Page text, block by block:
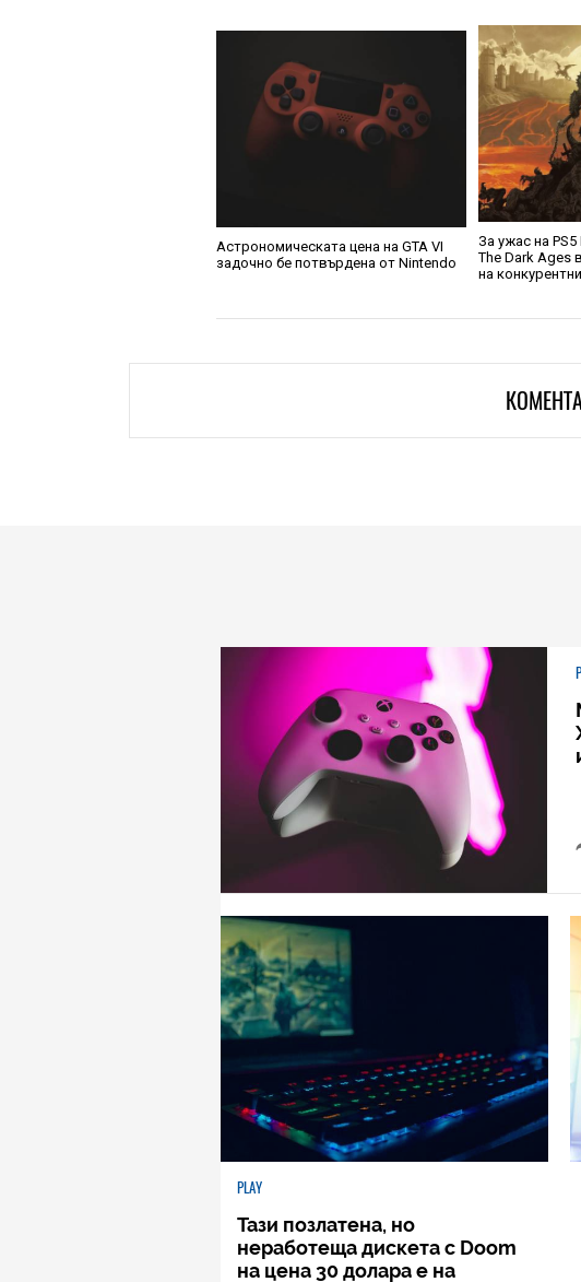
Астрономическата цена на GTA VI
задочно бе потвърдена от Nintendo
За ужас на
The Dark Ages
на
PLAY
Тази позлатена, но
неработеща дискета с Doom
на цена 30 долара е на